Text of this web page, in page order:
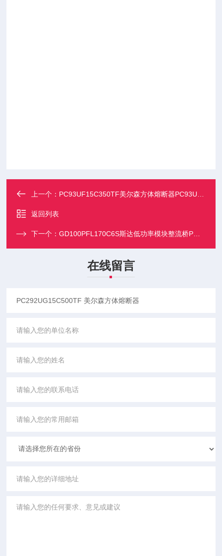
上一个： PC93UF15C350TF美尔森方体熔断器PC93UF15C230TF
返回列表
下一个：GD100PFL170C6S斯达低功率模块整流桥PM模块
在线留言